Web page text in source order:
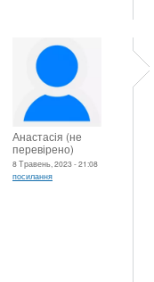
Анастасія (не
перевірено)
8 Травень, 2023 - 21:08
посилання